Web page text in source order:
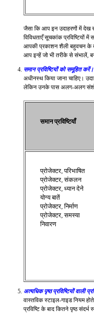
जैसा कि आप इन उदाहरणों में देख
विविधताएँ सूचकांक प्रविष्टियों
आपकी प्रकाशन शैली बहुवचन के
आप इन्हें जो भी तरीके से संभालें,
समान प्रविष्टियों को समूहित करें।
अधीनस्थ किया जाना चाहिए।
लेकिन उनके पास अलग-अलग
समान प्रविष्टियाँ
प्रोजेक्टर, परिभाषित
प्रोजेक्टर, संकलन
प्रोजेक्टर, ध्यान देने
योग्य बातें
प्रोजेक्टर, निर्माण
प्रोजेक्टर, समस्या
निवारण
अत्यधिक पृष्ठ प्रविष्टियों वाली
वास्तविक स्टाइल-गाइड नियम
प्रविष्टि के बाद कितने पृष्ठ